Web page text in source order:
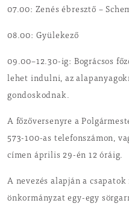
07.00: Zenés ébresztő –
08.00: Gyülekező
09.00–12.30-ig: Bográcsos
lehet indulni, az
gondoskodnak.
A főzőversenyre a
573-100-as telefonszámon,
címen április 29-én 12 óráig.
A nevezés alapján a
önkormányzat egy-egy